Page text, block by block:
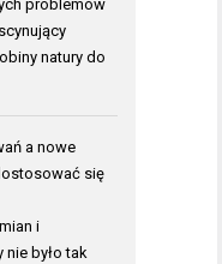
problemów
natury do
a nowe
się
i
było tak